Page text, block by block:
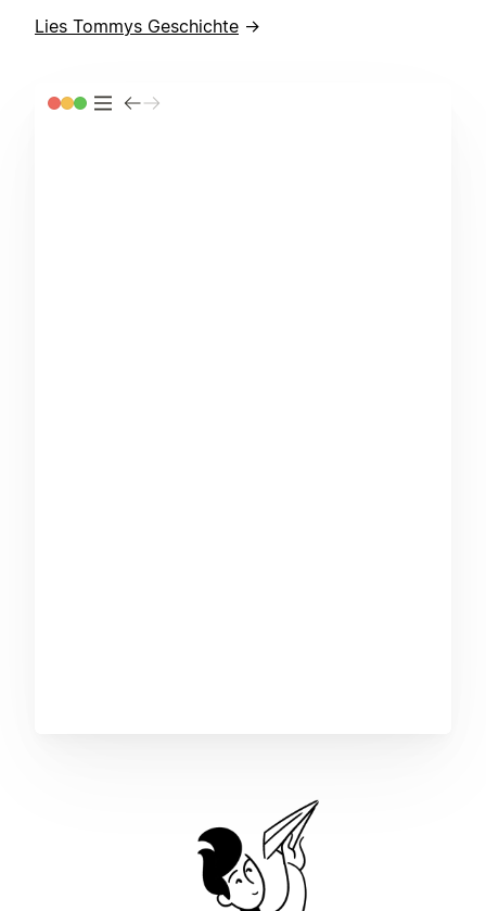
Lies Tommys Geschichte →